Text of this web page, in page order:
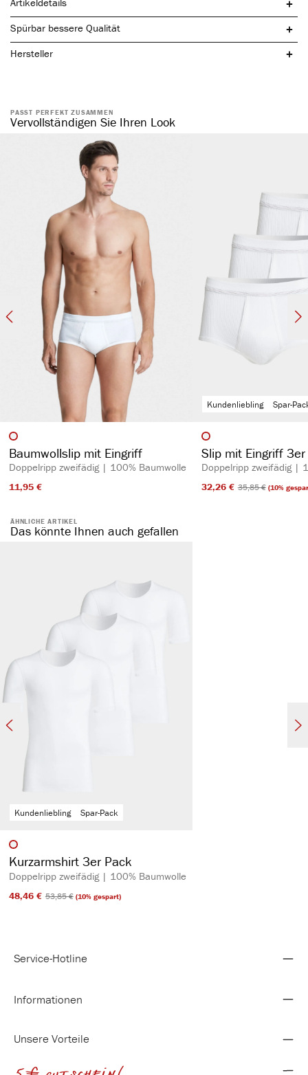
Artikeldetails
reine, natürliche Baumwolle
hochwertige Borte
ohne störende Seitennähte
anliegende Passform
atmungsaktiv & temperaturausgleichend
kochfest, pflegeleicht & hautsympathisch
spürbar hochwertig
langlebig & strapazierfähig aufgrund des hohen Stoffgewichts (270 g/m²)
Spürbar bessere Qualität
Hersteller
PASST PERFEKT ZUSAMMEN
Vervollständigen Sie Ihren Look
Artikelfarbe
Baumwollslip mit Eingriff
Doppelripp zweifädig | 100% Baumwolle
11,95 €​
Kundenliebling Spar-
Artikelfarbe
Slip mit Eingriff
Doppelripp zweifädig |
32,26 €​ 35,85 €​(10%
ÄHNLICHE ARTIKEL
Das könnte Ihnen auch gefallen
Kundenliebling Spar-Pack
Artikelfarbe
Kurzarmshirt 3er Pack
Doppelripp zweifädig | 100% Baumwolle
48,46 €​ 53,85 €​(10% gespart)
Service-Hotline
Informationen
Unsere Vorteile